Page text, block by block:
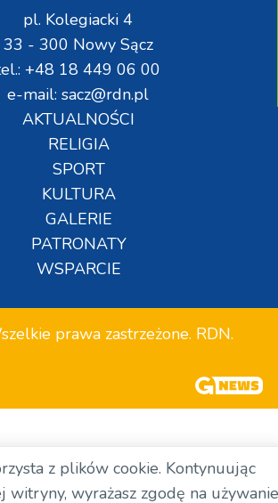
pl. Kolegiacki 4
33 - 300 Nowy Sącz
+48 18 449 06 00
e-mail: sacz@rdn.pl
AKTUALNOŚCI
RELIGIA
SPORT
KULTURA
GALERIE
PATRONATY
WSPARCIE
prawa zastrzeżone. RDN.
z plików cookie. Kontynuując
witryny, wyrażasz zgodę na używanie